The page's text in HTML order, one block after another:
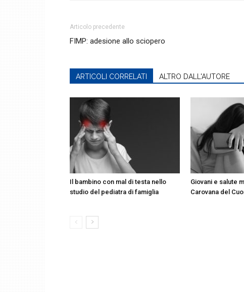
Articolo precedente
FIMP: adesione allo sciopero
ARTICOLI CORRELATI ALTRO DALL'AUTORE
Il bambino con mal di testa nello
studio del pediatra di famiglia
Giovani e salute
Carovana del